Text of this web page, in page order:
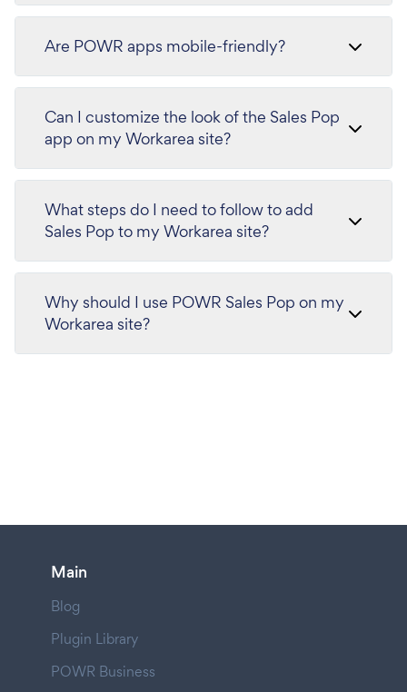
Are POWR apps mobile-friendly?
Can I customize the look of the Sales Pop
app on my Workarea site?
What steps do I need to follow to add
Sales Pop to my Workarea site?
Why should I use POWR Sales Pop on my
Workarea site?
Main
Blog
Plugin Library
POWR Business